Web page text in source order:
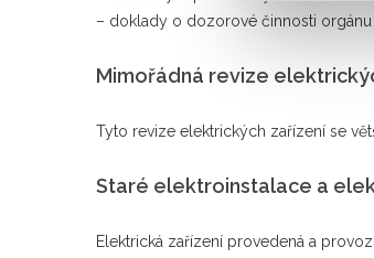
– doklady o dozorové činnosti
Mimořádná revize
Tyto revize elektrických zařízení se
Staré elektroinstalace a
Elektrická zařízení provedená a